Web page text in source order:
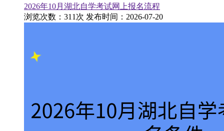
2026年10月湖北自学考试网上报名流程
浏览次数：311次 发布时间：2026-07-20